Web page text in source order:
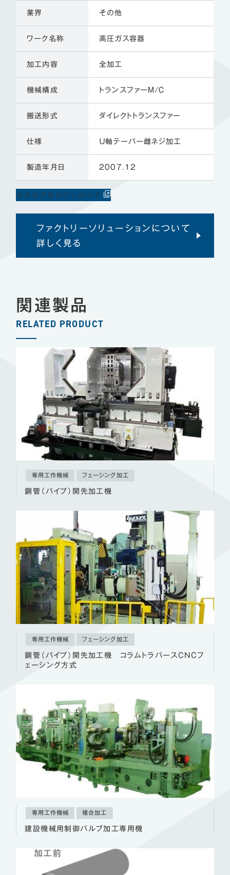
業界 その他
ワーク名称 高圧ガス容器
加工内容 全加工
機械構成 トランスファーＭ/Ｃ
搬送形式 ダイレクトトランスファー
仕様 Ｕ軸テーパー雌ネジ加工
製造年月日 2007.12
カタログをダウンロード
ファクトリーソリューションについて
詳しく見る
RELATED PRODUCT
関連製品
専用工作機械 フェーシング加工
鋼管（パイプ）開先加工機
専用工作機械 フェーシング加工
鋼管（パイプ）開先加工機 コラムトラバースCNCフ
ェーシング方式
専用工作機械 複合加工
建設機械用制御バルブ加工専用機